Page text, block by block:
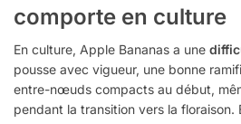
comporte en culture
En culture, Apple Bananas a une
pousse avec vigueur, une bonne
entre-nœuds compacts au début,
pendant la transition vers la floraison.